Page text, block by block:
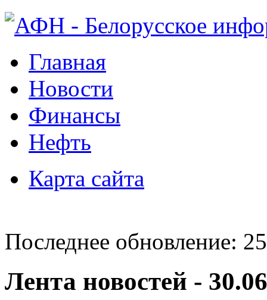
Главная
Новости
Финансы
Нефть
Карта сайта
Последнее обновление:
Лента новостей -